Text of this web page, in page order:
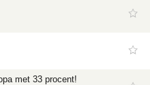
met 33 procent!